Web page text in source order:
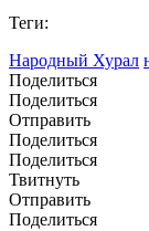
Теги:
Народный Хурал
Поделиться
Поделиться
Отправить
Поделиться
Поделиться
Твитнуть
Отправить
Поделиться